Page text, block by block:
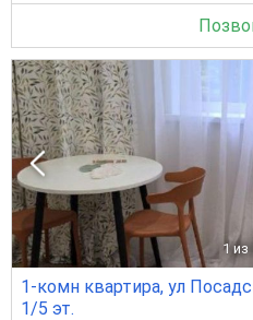
1 из
1-комн квартира, ул
1/5 эт.